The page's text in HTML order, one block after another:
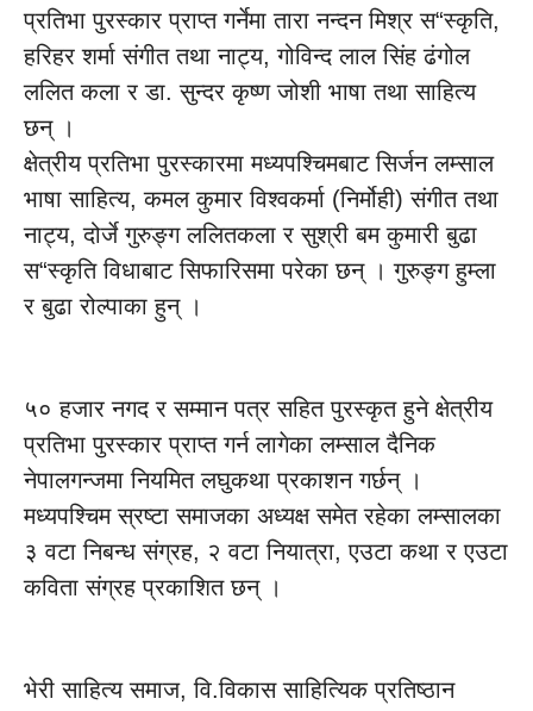
प्रतिभा पुरस्कार प्राप्त गर्नेमा तारा नन्दन मिश्र स“स्कृति,
हरिहर शर्मा संगीत तथा नाट्य, गोविन्द लाल सिंह ढंगोल
ललित कला र डा. सुन्दर कृष्ण जोशी भाषा तथा साहित्य
छन् ।
क्षेत्रीय प्रतिभा पुरस्कारमा मध्यपश्चिमबाट सिर्जन लम्साल
भाषा साहित्य, कमल कुमार विश्वकर्मा (निर्मोही) संगीत तथा
नाट्य, दोर्जे गुरुङ्ग ललितकला र सुश्री बम कुमारी बुढा
स“स्कृति विधाबाट सिफारिसमा परेका छन् । गुरुङ्ग हुम्ला
र बुढा रोल्पाका हुन् ।
५० हजार नगद र सम्मान पत्र सहित पुरस्कृत हुने क्षेत्रीय
प्रतिभा पुरस्कार प्राप्त गर्न लागेका लम्साल दैनिक
नेपालगन्जमा नियमित लघुकथा प्रकाशन गर्छन् ।
मध्यपश्चिम स्रष्टा समाजका अध्यक्ष समेत रहेका लम्सालका
३ वटा निबन्ध संग्रह, २ वटा नियात्रा, एउटा कथा र एउटा
कविता संग्रह प्रकाशित छन् ।
भेरी साहित्य समाज, वि.विकास साहित्यिक प्रतिष्ठान